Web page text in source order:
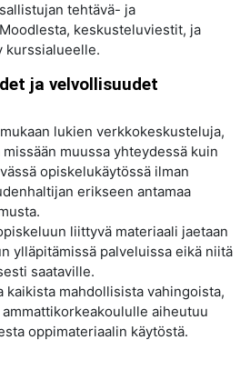
tehtävä- ja
keskusteluviestit, ja
kurssialueelle.
ja velvollisuudet
lukien verkkokeskusteluja,
muussa yhteydessä kuin
opiskelukäytössä ilman
erikseen antamaa
liittyvä materiaali jaetaan
ylläpitämissä palveluissa eikä niitä
saataville.
kaikista mahdollisista vahingoista,
aiheutuu
oppimateriaalin käytöstä.